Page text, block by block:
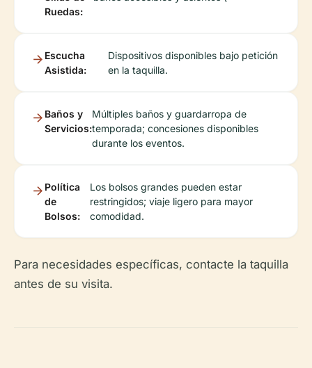
Ruedas:
Escucha
Asistida:
Dispositivos disponibles bajo petición
en la taquilla.
Baños y
Servicios:
Múltiples baños y guardarropa de
temporada; concesiones disponibles
durante los eventos.
Política
de
Bolsos:
Los bolsos grandes pueden estar
restringidos; viaje ligero para mayor
comodidad.
Para necesidades específicas, contacte la taquilla
antes de su visita.